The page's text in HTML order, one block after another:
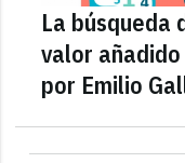
La búsqueda
valor
por Emilio